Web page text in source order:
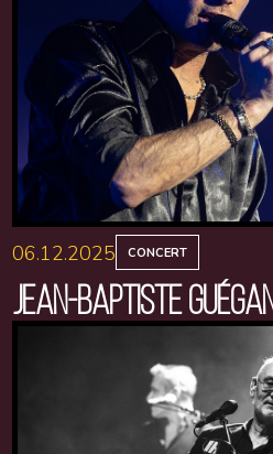
06.12.2025 CONCERT
JEAN-BAPTISTE